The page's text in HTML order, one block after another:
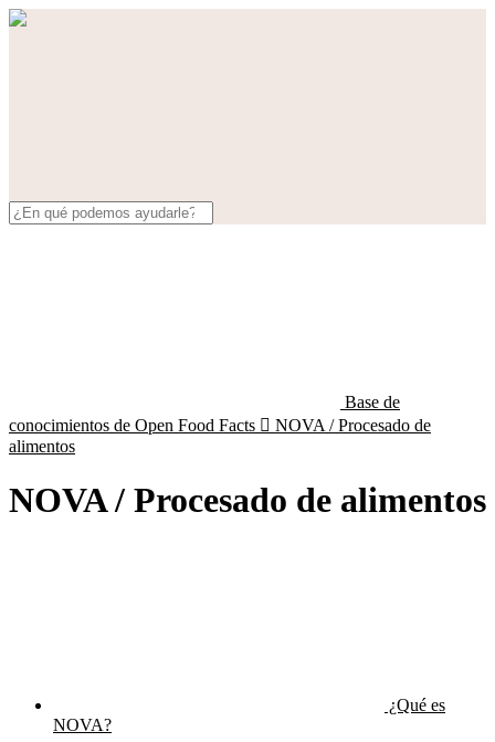
Base de
conocimientos de Open Food Facts  NOVA / Procesado de
alimentos
NOVA / Procesado de alimentos
¿Qué es
NOVA?